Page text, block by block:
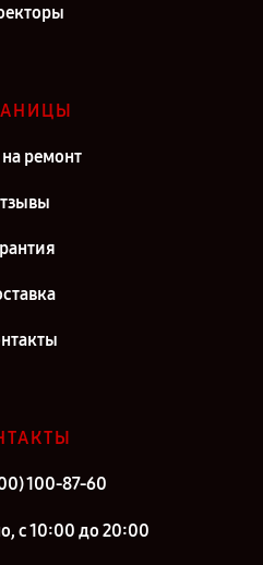
ремонт
100-87-60
с 10:00 до 20:00